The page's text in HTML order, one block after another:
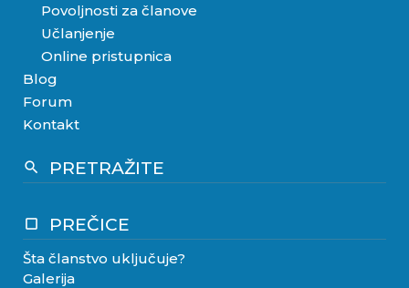
Povoljnosti za članove
Učlanjenje
Online pristupnica
Blog
Forum
Kontakt
search PRETRAŽITE
crop_square PREČICE
Šta članstvo uključuje?
Galerija